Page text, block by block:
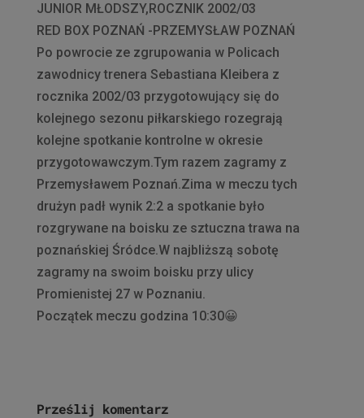
JUNIOR MŁODSZY,ROCZNIK 2002/03
RED BOX POZNAŃ -PRZEMYSŁAW POZNAŃ
Po powrocie ze zgrupowania w Policach
zawodnicy trenera Sebastiana Kleibera z
rocznika 2002/03 przygotowujący się do
kolejnego sezonu piłkarskiego rozegrają
kolejne spotkanie kontrolne w okresie
przygotowawczym.Tym razem zagramy z
Przemysławem Poznań.Zima w meczu tych
drużyn padł wynik 2:2 a spotkanie było
rozgrywane na boisku ze sztuczna trawa na
poznańskiej Śródce.W najbliższą sobotę
zagramy na swoim boisku przy ulicy
Promienistej 27 w Poznaniu.
Początek meczu godzina 10:30😀
Prześlij komentarz